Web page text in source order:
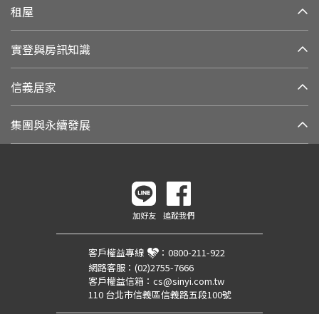
租屋
實登與房訊知識
信義居家
集團與永續發展
加好友 追蹤我們
客戶權益專線 ： 0800-211-922
網路客服： (02)2755-7666
客戶權益信箱： cs@sinyi.com.tw
110 台北市信義區信義路五段100號